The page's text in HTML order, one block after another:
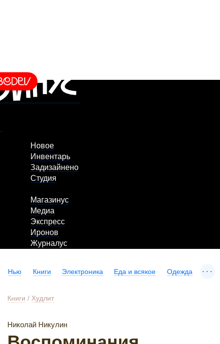
Новое
Инвентарь
Задизайнено
Студия
Магазинус
Медиа
Экспресс
Иронов
Журналус
Нью Книги Электроника Еда и всякое Одежда ...
Книги / Худлит
Николай Никулин